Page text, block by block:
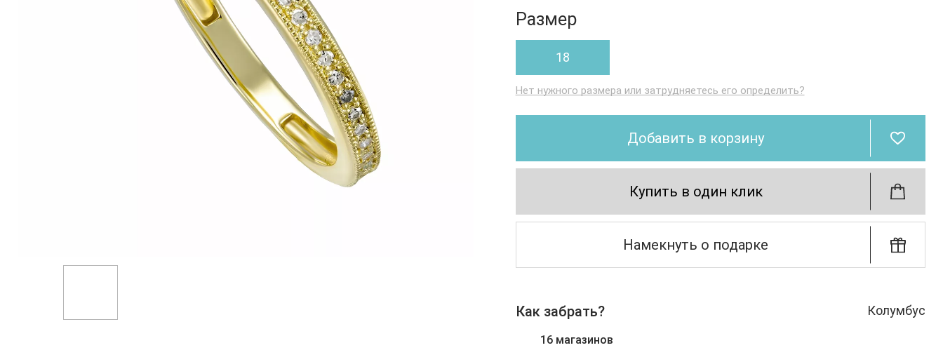
Размер
18
Нет нужного размера или затрудняетесь его определить?
Добавить в корзину
Купить в один клик
Намекнуть о подарке
Как забрать? Колумбус
16 магазинов